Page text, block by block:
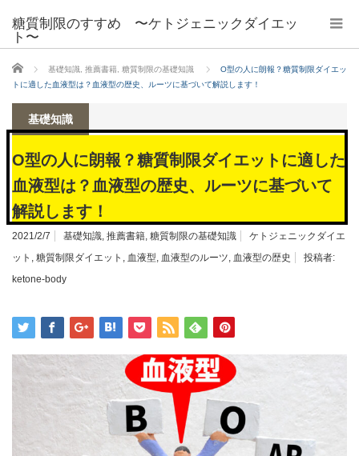
糖質制限のすすめ 〜ケトジェニックダイエッ
ト〜
ホーム 基礎知識 推薦書籍 糖質制限の基礎知識
O型の人に朗報？糖質制限ダイエッ
トに適した血液型は？血液型の歴史、ルーツに基づいて解説します！
基礎知識
O型の人に朗報？糖質制限ダイエットに適した
血液型は？血液型の歴史、ルーツに基づいて
解説します！
2021/2/7 基礎知識, 推薦書籍, 糖質制限の基礎知識
ケトジェニックダイエ
ット , 糖質制限ダイエット , 血液型, 血液型のルーツ, 血液型の歴史
投稿者:
ketone-body